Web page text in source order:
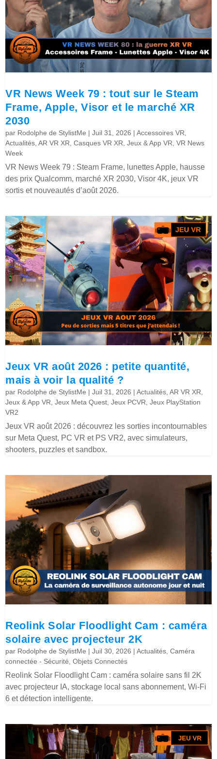
VR News Week 79 : tout sur le Steam
Frame, Apple, Visor et le marché XR
2030
par Rodolphe de StylistMe |Juil 31, 2026 |Accessoires VR
Actualités ,AR VR XR ,Casques VR XR ,Jeux & App VR ,VR News
Week
VR News Week 79 : Steam Frame, lunettes Apple, hausse
des prix Qualcomm, marché XR 2030, Visor 4K, jeux VR
sortis et nouveautés d’août 2026.
Jeux VR août 2026 : petite quantité,
mais à voir la qualité ?
par Rodolphe de StylistMe |Juil 31, 2026 |Actualités ,AR VR XR
Jeux & App VR ,Jeux Meta Quest ,Jeux PCVR ,Jeux PlayStation
VR2
Jeux VR août 2026 : découvrez les sorties incontournables
sur Meta Quest, PC VR et PS VR2, avec simulateurs,
shooters, puzzles et sandbox.
Reolink Solar Floodlight Cam : caméra
solaire avec projecteur 2K
par Rodolphe de StylistMe |Juil 30, 2026 |Actualités ,Caméra
connectée - Sécurité ,Objets Connectés
Reolink Solar Floodlight Cam : caméra solaire sans fil 2K
avec projecteur IA, stockage local sans abonnement, Wi-Fi
6 et détection intelligente.